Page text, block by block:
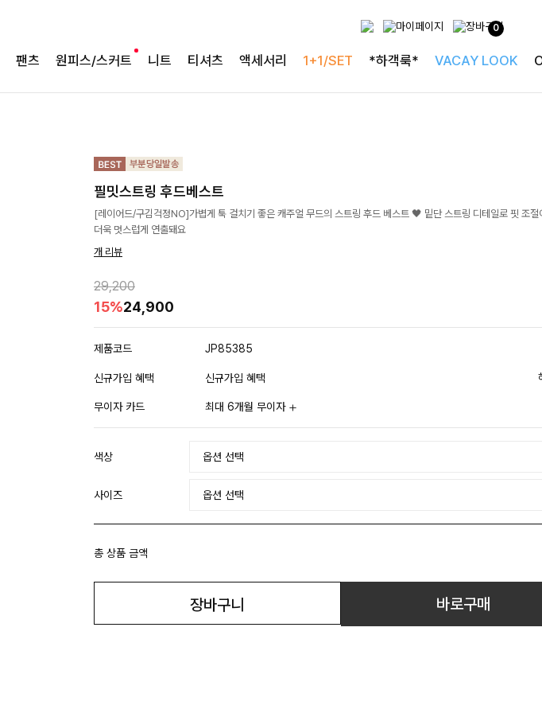
0
팬츠 원피스/스커트 니트 티셔츠 액세서리 1+1/SET *하객룩* VACAY LOOK
필밋스트링 후드베스트
[레이어드/구김걱정NO]가볍게 툭 걸치기 좋은 캐주얼 무드의 스트링 후드 베스트 🖤 밑단 스트링 디테일로 핏 조절
더욱 멋스럽게 연출돼요
개 리뷰
29,200
15%24,900
제품코드 JP85385
신규가입 혜택 신규가입 혜택
무이자 카드 최대 6개월 무이자
색상
사이즈
총 상품 금액
장바구니 바로구매